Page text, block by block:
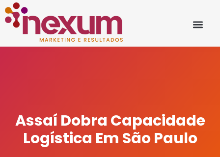
Assaí Dobra Capacidade
Logística Em São Paulo